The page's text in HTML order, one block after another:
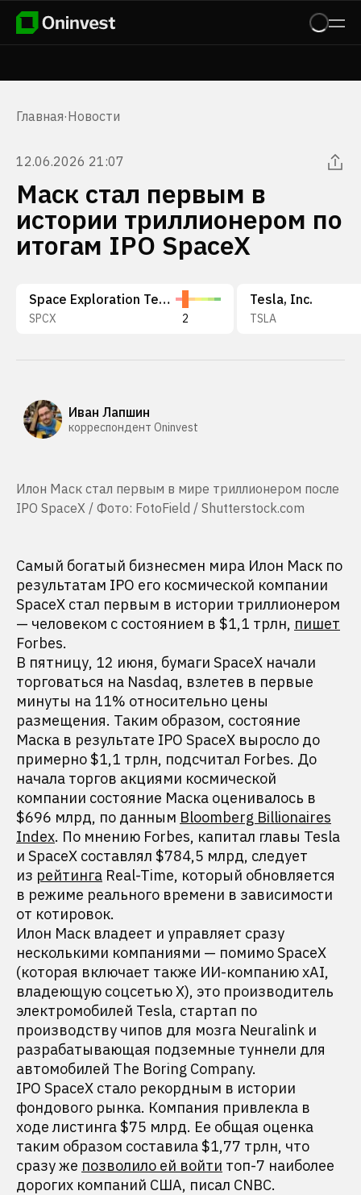
Главная·Новости
12.06.2026 21:07
Маск стал первым в
истории триллионером по
итогам IPO SpaceX
Space Exploration Technologies Corp.
SPCX 2
Tesla, Inc.
TSLA
Иван Лапшин
корреспондент Oninvest
Илон Маск стал первым в мире триллионером после
IPO SpaceX / Фото: FotoField / Shutterstock.com
Самый богатый бизнесмен мира Илон Маск по
результатам IPO его космической компании
SpaceX стал первым в истории триллионером
— человеком с состоянием в $1,1 трлн, пишет
Forbes.
В пятницу, 12 июня, бумаги SpaceX начали
торговаться на Nasdaq, взлетев в первые
минуты на 11% относительно цены
размещения. Таким образом, состояние
Маска в результате IPO SpaceX выросло до
примерно $1,1 трлн, подсчитал Forbes. До
начала торгов акциями космической
компании состояние Маска оценивалось в
$696 млрд, по данным Bloomberg Billionaires
Index. По мнению Forbes, капитал главы Tesla
и SpaceX составлял $784,5 млрд, следует
из рейтинга Real-Time, который обновляется
в режиме реального времени в зависимости
от котировок.
Илон Маск владеет и управляет сразу
несколькими компаниями — помимо SpaceX
(которая включает также ИИ-компанию xAI,
владеющую соцсетью X), это производитель
электромобилей Tesla, стартап по
производству чипов для мозга Neuralink и
разрабатывающая подземные туннели для
автомобилей The Boring Company.
IPO SpaceX стало рекордным в истории
фондового рынка. Компания привлекла в
ходе листинга $75 млрд. Ее общая оценка
таким образом составила $1,77 трлн, что
сразу же позволило ей войти топ-7 наиболее
дорогих компаний США, писал CNBC.